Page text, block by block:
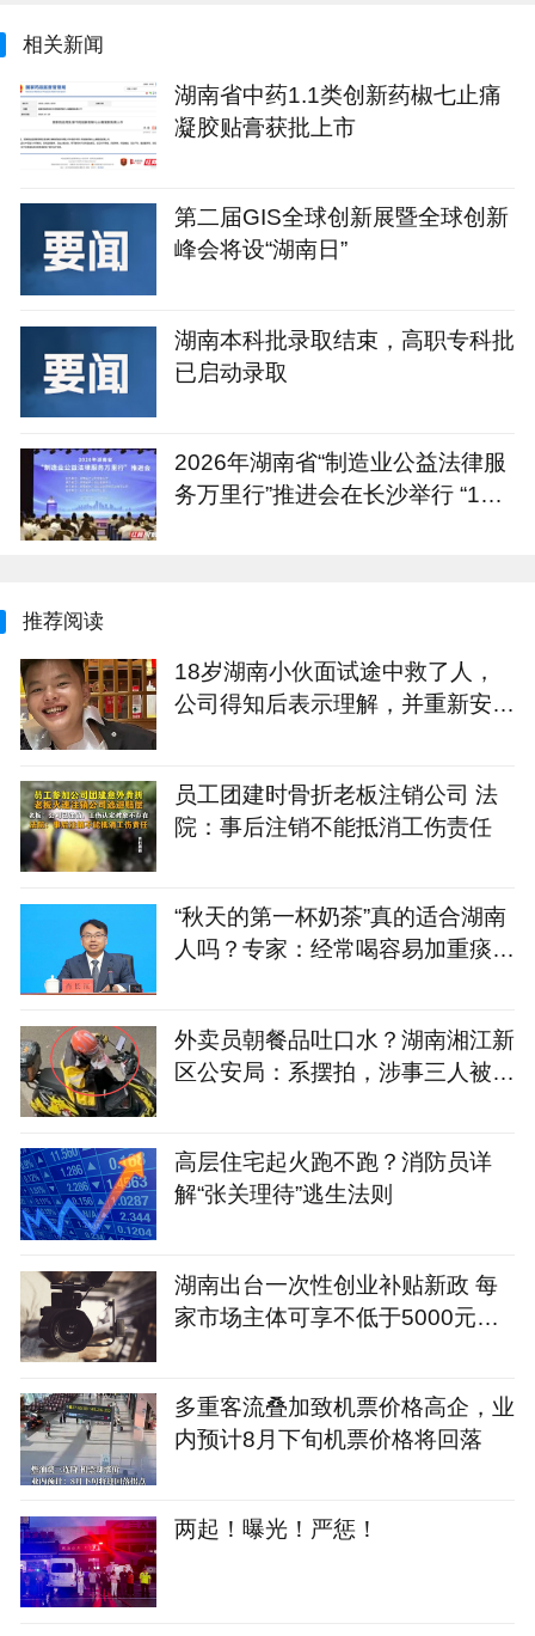
相关新闻
湖南省中药1.1类创新药椒七止痛
凝胶贴膏获批上市
第二届GIS全球创新展暨全球创新
峰会将设“湖南日”
湖南本科批录取结束，高职专科批
已启动录取
2026年湖南省“制造业公益法律服
务万里行”推进会在长沙举行 “1+4
推荐阅读
18岁湖南小伙面试途中救了人，
公司得知后表示理解，并重新安排
员工团建时骨折老板注销公司 法
院：事后注销不能抵消工伤责任
“秋天的第一杯奶茶”真的适合湖南
人吗？专家：经常喝容易加重痰
外卖员朝餐品吐口水？湖南湘江新
区公安局：系摆拍，涉事三人被行
高层住宅起火跑不跑？消防员详
解“张关理待”逃生法则
湖南出台一次性创业补贴新政 每
家市场主体可享不低于5000元补
多重客流叠加致机票价格高企，业
内预计8月下旬机票价格将回落
两起！曝光！严惩！